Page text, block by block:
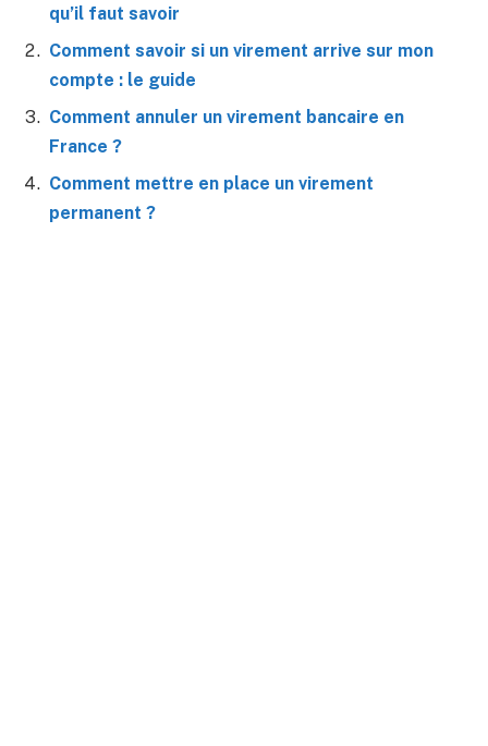
qu’il faut savoir
Comment savoir si un virement arrive sur mon
compte : le guide
Comment annuler un virement bancaire en
France ?
Comment mettre en place un virement
permanent ?